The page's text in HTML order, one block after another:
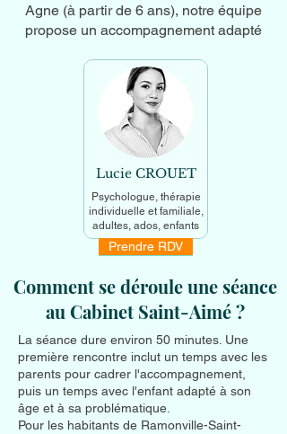
Agne (à partir de 6 ans), notre équipe
propose un accompagnement adapté
Lucie CROUET
Psychologue, thérapie
individuelle et familiale,
adultes, ados, enfants
En savoir +
Prendre RDV
Comment se déroule une séance
au Cabinet Saint-Aimé ?
La séance dure environ 50 minutes. Une
première rencontre inclut un temps avec les
parents pour cadrer l'accompagnement,
puis un temps avec l'enfant adapté à son
âge et à sa problématique.
Pour les habitants de Ramonville-Saint-